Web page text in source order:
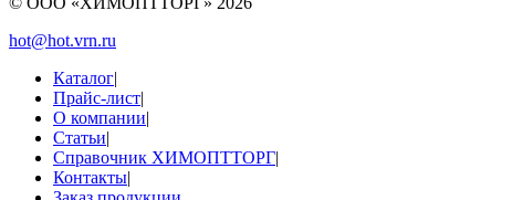
hot@hot.vrn.ru
Каталог|
Прайс-лист|
О компании|
Статьи|
Справочник ХИМОПТТОРГ|
Контакты|